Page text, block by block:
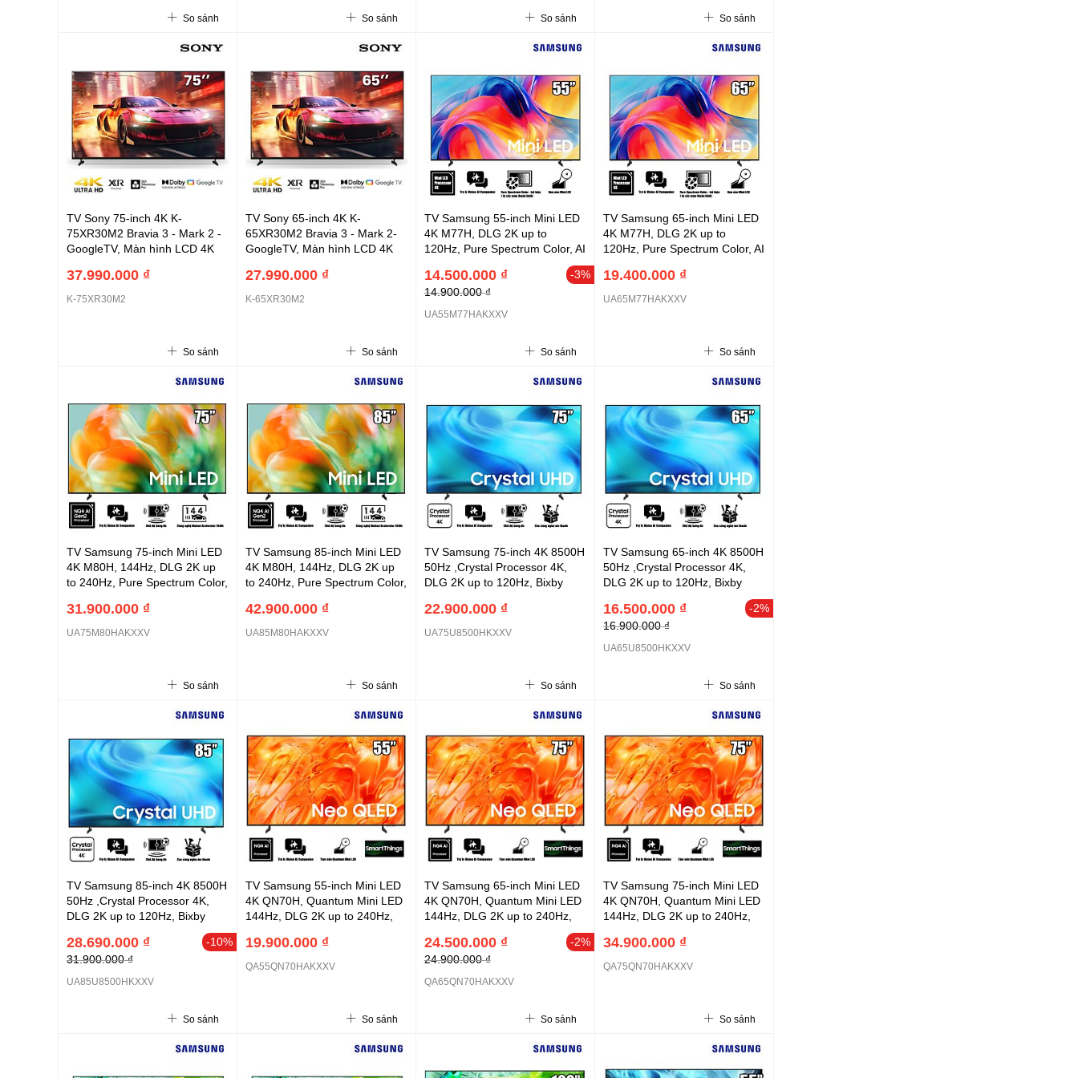
So sánh So sánh So sánh So sánh
TV Sony 75-inch 4K K-
75XR30M2 Bravia 3 - Mark 2 -
GoogleTV, Màn hình LCD 4K
XR Processor, XR Triluminos
Pro; Motionflow XR 480, XR
37.990.000 ₫
K-75XR30M2
So sánh
TV Sony 65-inch 4K K-
65XR30M2 Bravia 3 - Mark 2-
GoogleTV, Màn hình LCD 4K
XR Processor, XR Triluminos
Pro; Motionflow XR 480, XR
27.990.000 ₫
K-65XR30M2
So sánh
TV Samsung 55-inch Mini LED
4K M77H, DLG 2K up to
120Hz, Pure Spectrum Color, AI
Sound Solution, Football Mode
- 2026
-3%
14.500.000 ₫
14.900.000 ₫
UA55M77HAKXXV
So sánh
TV Samsung 65-inch Mini LED
4K M77H, DLG 2K up to
120Hz, Pure Spectrum Color, AI
- 2026
19.400.000 ₫
UA65M77HAKXXV
So sánh
TV Samsung 75-inch Mini LED
4K M80H, 144Hz, DLG 2K up
to 240Hz, Pure Spectrum Color,
Game View, AI Football Mode -
2026
31.900.000 ₫
UA75M80HAKXXV
So sánh
TV Samsung 85-inch Mini LED
4K M80H, 144Hz, DLG 2K up
to 240Hz, Pure Spectrum Color,
Game View, AI Football Mode -
2026
42.900.000 ₫
UA85M80HAKXXV
So sánh
TV Samsung 75-inch 4K 8500H
50Hz ,Crystal Processor 4K,
DLG 2K up to 120Hz, Bixby
- 2026
22.900.000 ₫
UA75U8500HKXXV
So sánh
TV Samsung 65-inch 4K 8500H
50Hz ,Crystal Processor 4K,
DLG 2K up to 120Hz, Bixby
Voice Assistant, Football Mode
- 2026
-2%
16.500.000 ₫
16.900.000 ₫
UA65U8500HKXXV
So sánh
TV Samsung 85-inch 4K 8500H
50Hz ,Crystal Processor 4K,
DLG 2K up to 120Hz, Bixby
Voice Assistant, Football Mode
- 2026
-10%
28.690.000 ₫
31.900.000 ₫
UA85U8500HKXXV
So sánh
TV Samsung 55-inch Mini LED
4K QN70H, Quantum Mini LED
144Hz, DLG 2K up to 240Hz,
Volume, AI Football Mode,
model 2026
19.900.000 ₫
QA55QN70HAKXXV
So sánh
TV Samsung 65-inch Mini LED
4K QN70H, Quantum Mini LED
144Hz, DLG 2K up to 240Hz,
Volume, AI Football Mode
-2%
24.500.000 ₫
24.900.000 ₫
QA65QN70HAKXXV
So sánh
TV Samsung 75-inch Mini LED
4K QN70H, Quantum Mini LED
144Hz, DLG 2K up to 240Hz,
Volume, AI Football Mode
34.900.000 ₫
QA75QN70HAKXXV
So sánh